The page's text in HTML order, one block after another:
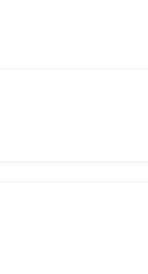
sans complications.
du marché.
des plateformes et des dApps.